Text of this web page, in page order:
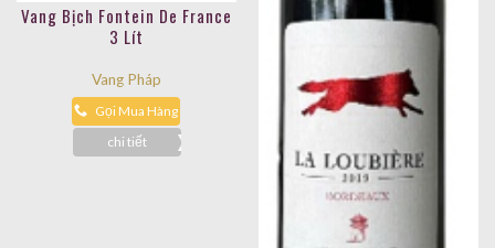
Vang Bịch Fontein De France
3 Lít
Vang Pháp
Gọi Mua Hàng
chi tiết